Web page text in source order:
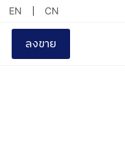
EN CN
ลงขาย